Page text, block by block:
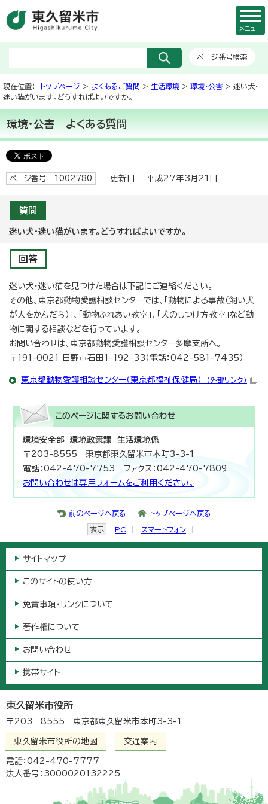
ページ番号検索
メニュー
現在位置： トップページ > よくあるご質問 > 生活環境 > 環境・公害 > 迷い犬・
迷い猫がいます。どうすればよいですか。
環境・公害 よくある質問
ページ番号 1002780 更新日 平成27年3月21日
質問
迷い犬・迷い猫がいます。どうすればよいですか。
回答
迷い犬・迷い猫を見つけた場合は下記にご連絡ください。
その他、東京都動物愛護相談センターでは、「動物による事故（飼い犬
が人をかんだら）」、「動物ふれあい教室」、「犬のしつけ方教室」など動
物に関する相談などを行っています。
お問い合わせは、東京都動物愛護相談センター多摩支所へ。
〒191-0021 日野市石田1-192-33（電話：042-581-7435）
東京都動物愛護相談センター（東京都福祉保健局） （外部リンク）
このページに関するお問い合わせ
環境安全部 環境政策課 生活環境係
〒203-8555 東京都東久留米市本町3-3-1
電話：042-470-7753 ファクス：042-470-7809
お問い合わせは専用フォームをご利用ください。
前のページへ戻る トップページへ戻る
表示 PC スマートフォン
サイトマップ
このサイトの使い方
免責事項・リンクについて
著作権について
お問い合わせ
携帯サイト
東久留米市役所
〒203－8555 東京都東久留米市本町3-3-1
東久留米市役所の地図 交通案内
電話：042-470-7777
法人番号：3000020132225